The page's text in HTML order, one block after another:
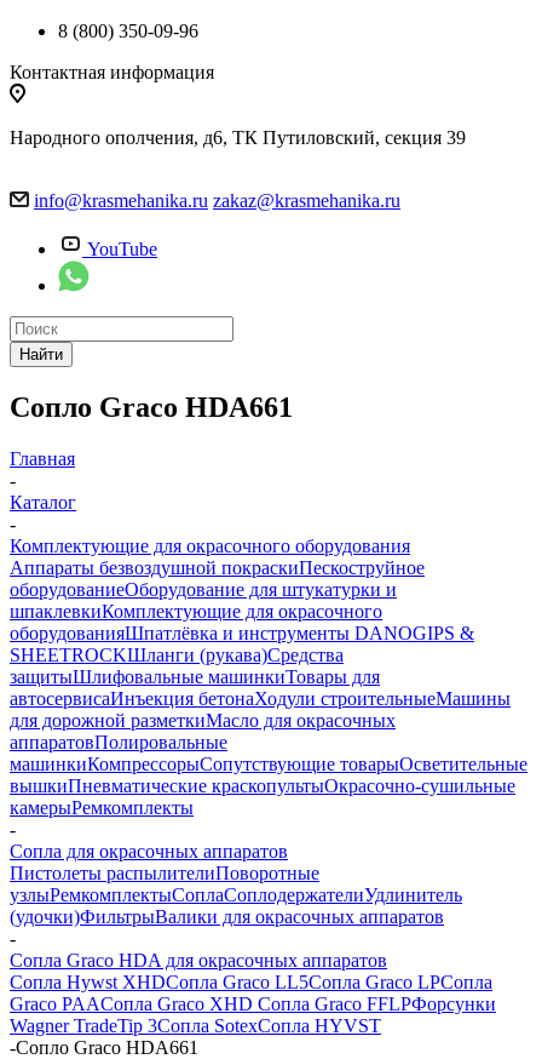
8 (800) 350-09-96
Контактная информация
Народного ополчения, д6, ТК Путиловский, секция 39
info@krasmehanika.ru zakaz@krasmehanika.ru
YouTube
Найти
Сопло Graco HDA661
Главная
-
Каталог
-
Комплектующие для окрасочного оборудования
Аппараты безвоздушной покраскиПескоструйное
оборудованиеОборудование для штукатурки и
шпаклевкиКомплектующие для окрасочного
оборудованияШпатлёвка и инструменты DANOGIPS &
SHEETROCKШланги (рукава)Средства
защитыШлифовальные машинкиТовары для
автосервисаИнъекция бетонаХодули строительныеМашины
для дорожной разметкиМасло для окрасочных
аппаратовПолировальные
машинкиКомпрессорыСопутствующие товарыОсветительные
вышкиПневматические краскопультыОкрасочно-сушильные
камерыРемкомплекты
-
Сопла для окрасочных аппаратов
Пистолеты распылителиПоворотные
узлыРемкомплектыСоплаСоплодержателиУдлинитель
(удочки)ФильтрыВалики для окрасочных аппаратов
-
Сопла Graco HDA для окрасочных аппаратов
Сопла Hywst XHDСопла Graco LL5Сопла Graco LPСопла
Graco PAAСопла Graco XHD Сопла Graco FFLPФорсунки
Wagner TradeTip 3Сопла SotexСопла HYVST
-Сопло Graco HDA661